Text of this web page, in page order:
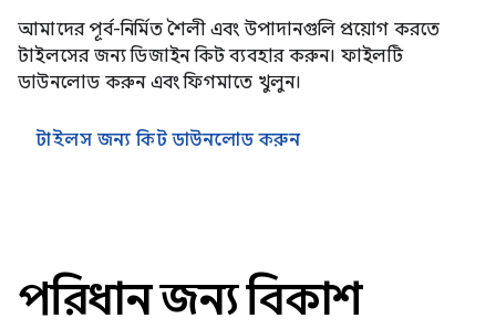
আমাদের পূর্ব-নির্মিত শৈলী এবং উপাদানগুলি প্রয়োগ করতে
টাইলসের জন্য ডিজাইন কিট ব্যবহার করুন। ফাইলটি
ডাউনলোড করুন এবং ফিগমাতে খুলুন।
টাইলস জন্য কিট ডাউনলোড করুন
পরিধান জন্য বিকাশ